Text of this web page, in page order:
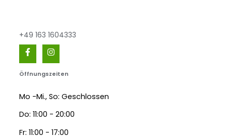
+49 163 1604333
Öffnungszeiten
Mo -Mi., So: Geschlossen
Do: 11:00 - 20:00
Fr: 11:00 - 17:00